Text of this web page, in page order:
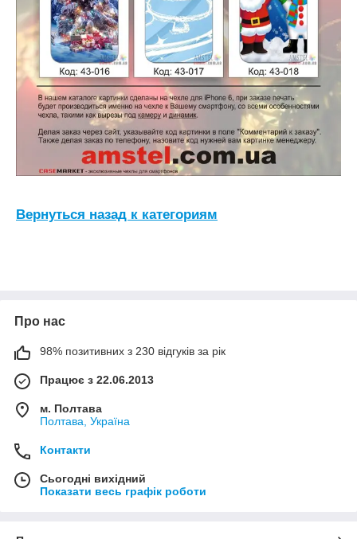
Вернуться назад к категориям
Про нас
98% позитивних з 230 відгуків за рік
Працює з 22.06.2013
м. Полтава
Полтава, Україна
Контакти
Сьогодні вихідний
Показати весь графік роботи